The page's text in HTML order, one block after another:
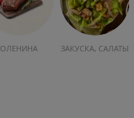
ЗАКУСКА, САЛАТЫ МОРЕПРОДУКТЫ